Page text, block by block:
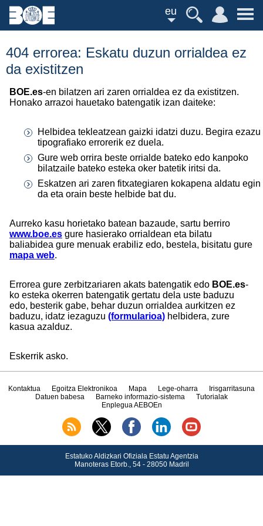
eu
404 errorea: Eskatu duzun orrialdea ez
da existitzen
BOE.es-en bilatzen ari zaren orrialdea ez da existitzen.
Honako arrazoi hauetako batengatik izan daiteke:
Helbidea tekleatzean gaizki idatzi duzu. Begira ezazu
tipografiako errorerik ez duela.
Gure web orrira beste orrialde bateko edo kanpoko
bilatzaile bateko esteka oker batetik iritsi da.
Eskatzen ari zaren fitxategiaren kokapena aldatu egin
da eta orain beste helbide bat du.
Aurreko kasu horietako batean bazaude, sartu berriro
www.boe.es gure hasierako orrialdean eta bilatu
baliabidea gure menuak erabiliz edo, bestela, bisitatu gure
mapa web.
Errorea gure zerbitzariaren akats batengatik edo BOE.es-
ko esteka okerren batengatik gertatu dela uste baduzu
edo, besterik gabe, behar duzun orrialdea aurkitzen ez
baduzu, idatz iezaguzu (formularioa) helbidera, zure
kasua azalduz.
Eskerrik asko.
Kontaktua Egoitza Elektronikoa Mapa Lege-oharra
Irisgarritasuna
Datuen babesa
Barneko informazio-sistema
Tutorialak
Enplegua AEBOEn
Estatuko Aldizkari Ofiziala Estatu Agentzia
Manoteras Etorb., 54 - 28050 Madril